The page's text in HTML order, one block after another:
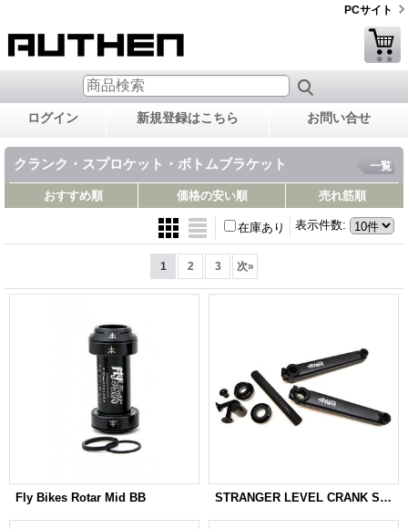
PCサイト
ログイン 新規登録はこちら お問い合せ
クランク・スプロケット・ボトムブラケット 一覧
おすすめ順 価格の安い順 売れ筋順
表示件数:
在庫あり
1 2 3 次»
Fly Bikes Rotar Mid BB STRANGER LEVEL CRANK SET W/PRIMO BB